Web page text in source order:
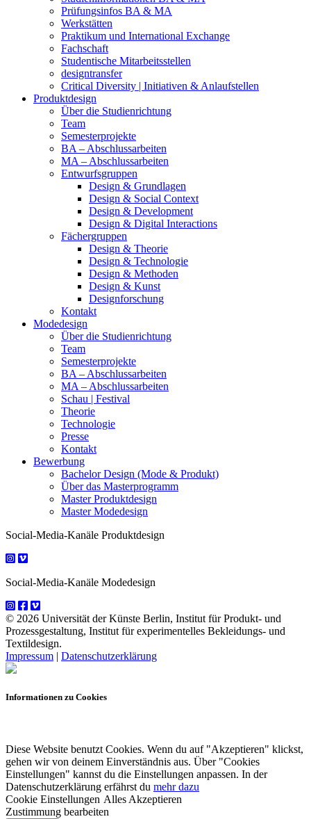
Prüfungsinfos BA & MA
Werkstätten
Praktikum und International Exchange
Fachschaft
Studentische Mitarbeitsstellen
designtransfer
Critical Diversity | Initiativen & Anlaufstellen
Produktdesign
Über die Studienrichtung
Team
Semesterprojekte
BA – Abschlussarbeiten
MA – Abschlussarbeiten
Entwurfsgruppen
Design & Grundlagen
Design & Social Context
Design & Development
Design & Digital Interactions
Fächergruppen
Design & Theorie
Design & Technologie
Design & Methoden
Design & Kunst
Designforschung
Kontakt
Modedesign
Über die Studienrichtung
Team
Semesterprojekte
BA – Abschlussarbeiten
MA – Abschlussarbeiten
Schau | Festival
Theorie
Technologie
Presse
Kontakt
Bewerbung
Bachelor Design (Mode & Produkt)
Über das Masterprogramm
Master Produktdesign
Master Modedesign
Social-Media-Kanäle Produktdesign
Social-Media-Kanäle Modedesign
© 2026 Universität der Künste Berlin, Institut für Produkt- und
Prozessgestaltung, Institut für experimentelles Bekleidungs- und
Textildesign.
Impressum | Datenschutzerklärung
Informationen zu Cookies
Diese Website benutzt Cookies. Wenn du auf "Akzeptieren" klickst,
gehen wir von deinem Einverständnis aus. Über "Cookies
Einstellungen" kannst du die Einstellungen anpassen. In der
Datenschutzerklärung erfährst du mehr dazu
Cookie Einstellungen Alles Akzeptieren
Zustimmung bearbeiten